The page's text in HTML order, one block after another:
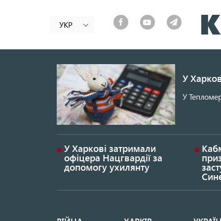
УКР
У
У
У Харкові затримали
офіцера Нацгвардії за
допомогу ухилянту